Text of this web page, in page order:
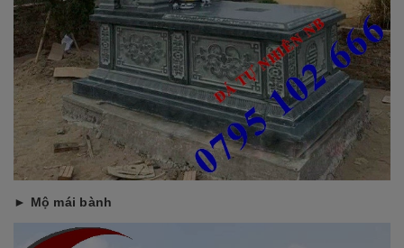
► Mộ mái bành